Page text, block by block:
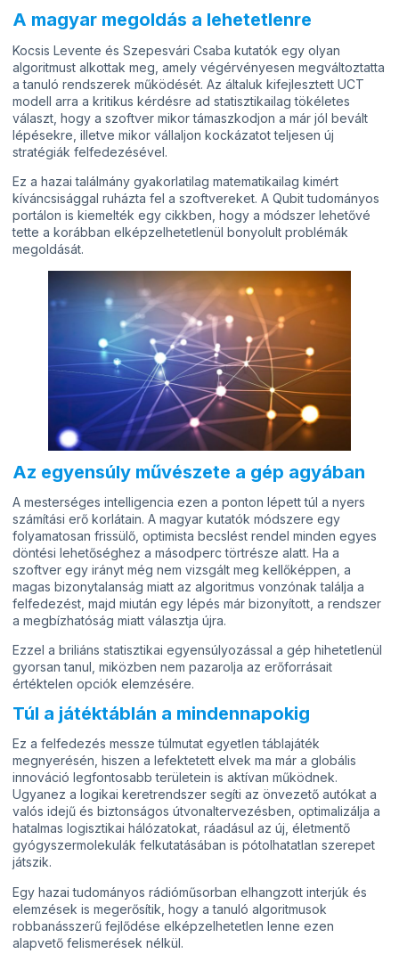
A magyar megoldás a lehetetlenre
Kocsis Levente és Szepesvári Csaba kutatók egy olyan
algoritmust alkottak meg, amely végérvényesen megváltoztatta
a tanuló rendszerek működését. Az általuk kifejlesztett UCT
modell arra a kritikus kérdésre ad statisztikailag tökéletes
választ, hogy a szoftver mikor támaszkodjon a már jól bevált
lépésekre, illetve mikor vállaljon kockázatot teljesen új
stratégiák felfedezésével.
Ez a hazai találmány gyakorlatilag matematikailag kimért
kíváncsisággal ruházta fel a szoftvereket. A Qubit tudományos
portálon is kiemelték egy cikkben, hogy a módszer lehetővé
tette a korábban elképzelhetetlenül bonyolult problémák
megoldását.
Az egyensúly művészete a gép agyában
A mesterséges intelligencia ezen a ponton lépett túl a nyers
számítási erő korlátain. A magyar kutatók módszere egy
folyamatosan frissülő, optimista becslést rendel minden egyes
döntési lehetőséghez a másodperc törtrésze alatt. Ha a
szoftver egy irányt még nem vizsgált meg kellőképpen, a
magas bizonytalanság miatt az algoritmus vonzónak találja a
felfedezést, majd miután egy lépés már bizonyított, a rendszer
a megbízhatóság miatt választja újra.
Ezzel a briliáns statisztikai egyensúlyozással a gép hihetetlenül
gyorsan tanul, miközben nem pazarolja az erőforrásait
értéktelen opciók elemzésére.
Túl a játéktáblán a mindennapokig
Ez a felfedezés messze túlmutat egyetlen táblajáték
megnyerésén, hiszen a lefektetett elvek ma már a globális
innováció legfontosabb területein is aktívan működnek.
Ugyanez a logikai keretrendszer segíti az önvezető autókat a
valós idejű és biztonságos útvonaltervezésben, optimalizálja a
hatalmas logisztikai hálózatokat, ráadásul az új, életmentő
gyógyszermolekulák felkutatásában is pótolhatatlan szerepet
játszik.
Egy hazai tudományos rádióműsorban elhangzott interjúk és
elemzések is megerősítik, hogy a tanuló algoritmusok
robbanásszerű fejlődése elképzelhetetlen lenne ezen
alapvető felismerések nélkül.